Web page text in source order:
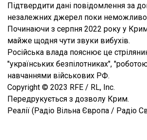
Підтвердити дані повідомлення за
незалежних джерел поки
Починаючи з серпня 2022 року у
майже щодня чути звуки вибухів.
Російська влада пояснює це
"українських безпілотниках",
навчаннями військових РФ.
Copyright © 2023 RFE / RL, Inc.
Передрукується з дозволу Крим.
Реалії (Радіо Вільна Європа / Радіо